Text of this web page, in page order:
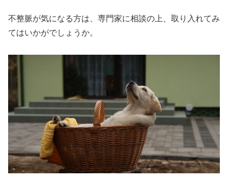
不整脈が気になる方は、専門家に相談の上、取り入れてみ
てはいかがでしょうか。